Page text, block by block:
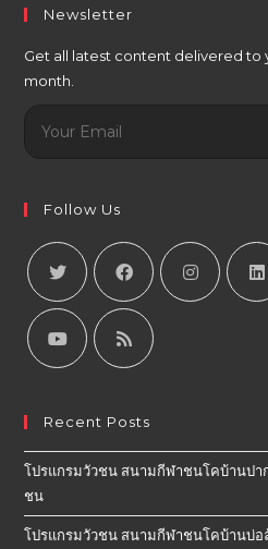
Newsletter
Get all latest content delivered to
month.
Follow Us
Recent Posts
โปรแกรมวัวชน สนามกีฬาชนโคบ้านปา
ชน
โปรแกรมวัวชน สนามกีฬาชนโคบ้านบ่อ